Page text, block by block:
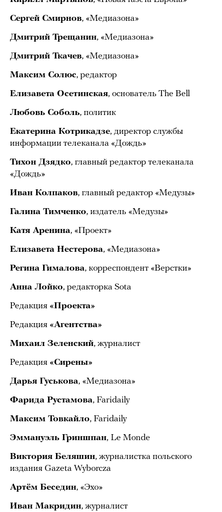
Сергей Смирнов, «Медиазона»
Дмитрий Трещанин, «Медиазона»
Дмитрий Ткачев, «Медиазона»
Максим Солюс, редактор
Елизавета Осетинская, основатель The Bell
Любовь Соболь, политик
Екатерина Котрикадзе, директор службы
информации телеканала «Дождь»
Тихон Дзядко, главный редактор телеканала
«Дождь»
Иван Колпаков, главный редактор «Медузы»
Галина Тимченко, издатель «Медузы»
Катя Аренина, «Проект»
Елизавета Нестерова, «Медиазона»
Регина Гималова, корреспондент «Верстки»
Анна Лойко, редакторка Sota
Редакция «Проекта»
Редакция «Агентства»
Михаил Зеленский, журналист
Редакция «Сирены»
Дарья Гуськова, «Медиазона»
Фарида Рустамова, Faridaily
Максим Товкайло, Faridaily
Эммануэль Гриншпан, Le Monde
Виктория Беляшин, журналистка польского
издания Gazeta Wyborcza
Артём Беседин, «Эхо»
Иван Макридин, журналист